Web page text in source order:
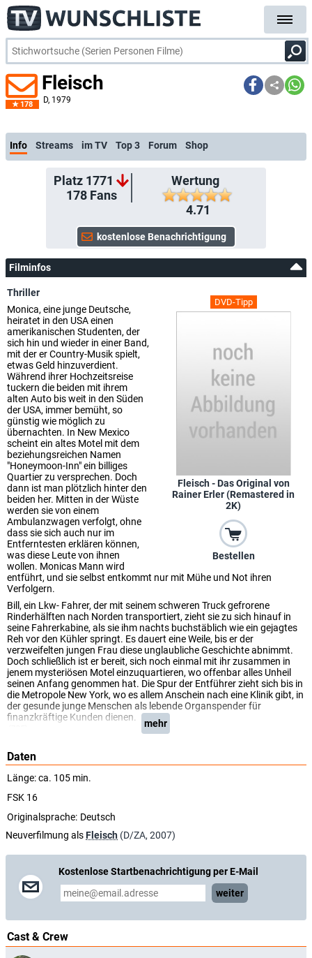
178
Fleisch
D, 1979
Info Streams im TV Top 3 Forum Shop
Platz 1771
178Fans
Wertung
4.71
Filminfos
DVD-Tipp
Fleisch - Das Original von
Rainer Erler (Remastered in
2K)
Bestellen
Thriller
Monica, eine junge Deutsche,
heiratet in den USA einen
amerikanischen Studenten, der
sich hin und wieder in einer Band,
mit der er Country-Musik spielt,
etwas Geld hinzuverdient.
Während ihrer Hochzeitsreise
tuckern die beiden mit ihrem
alten Auto bis weit in den Süden
der USA, immer bemüht, so
günstig wie möglich zu
übernachten. In New Mexico
scheint ein altes Motel mit dem
beziehungsreichen Namen
"Honeymoon-Inn" ein billiges
Quartier zu versprechen. Doch
dann ist man plötzlich hinter den
beiden her. Mitten in der Wüste
werden sie von einem
Ambulanzwagen verfolgt, ohne
dass sie sich auch nur im
Entferntesten erklären können,
was diese Leute von ihnen
wollen. Monicas Mann wird
entführt, und sie selbst entkommt nur mit Mühe und Not ihren
Verfolgern.
Bill, ein Lkw- Fahrer, der mit seinem schweren Truck gefrorene
Rinderhälften nach Norden transportiert, zieht sie zu sich hinauf in
seine Fahrerkabine, als sie ihm nachts buchstäblich wie ein gejagtes
Reh vor den Kühler springt. Es dauert eine Weile, bis er der
verzweifelten jungen Frau diese unglaubliche Geschichte abnimmt.
Doch schließlich ist er bereit, sich noch einmal mit ihr zusammen in
jenem mysteriösen Motel einzuquartieren, wo offenbar alles Unheil
seinen Anfang genommen hat. Die Spur der Entführer zieht sich bis in
die Metropole New York, wo es allem Anschein nach eine Klinik gibt, in
der gesunde junge Menschen als lebende Organspender für
finanzkräftige Kunden dienen.
mehr
Daten
Länge: ca. 105 min.
FSK 16
Originalsprache: Deutsch
Neuverfilmung alsFleisch (D/ZA, 2007)
Kostenlose Startbenachrichtigung per E-Mail
weiter
Cast & Crew